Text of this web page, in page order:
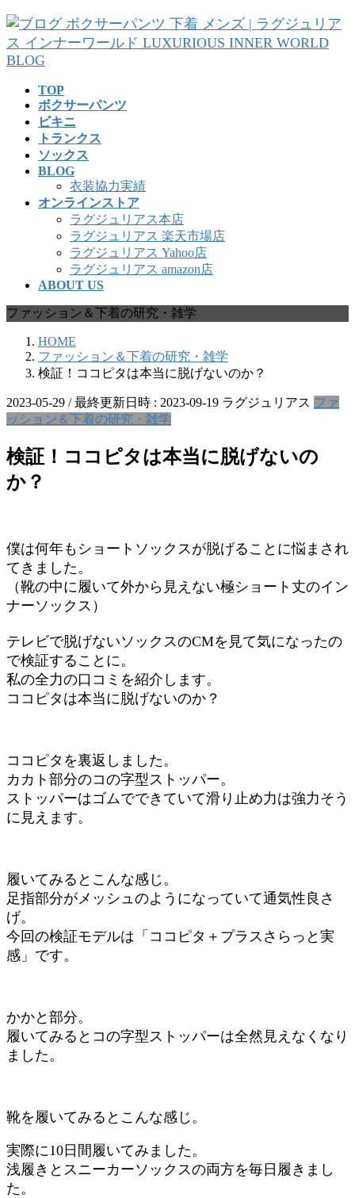
コ
ン
テ
ン
ナ
ビ
ゲ
ー
TOP
ボクサーパンツ
ビキニ
トランクス
ソックス
BLOG
衣装協力実績
オンラインストア
ラグジュリアス本店
ラグジュリアス 楽天市場店
ラグジュリアス Yahoo店
ラグジュリアス amazon店
ABOUT US
ファッション＆下着の研究・雑学
HOME
ファッション＆下着の研究・雑学
検証！ココピタは本当に脱げないのか？
2023-05-29 / 最終更新日時 : 2023-09-19 ラグジュリアス ファ
ッション＆下着の研究・雑学
検証！ココピタは本当に脱げないの
か？
僕は何年もショートソックスが脱げることに悩まされ
てきました。
（靴の中に履いて外から見えない極ショート丈のイン
ナーソックス）
テレビで脱げないソックスのCMを見て気になったの
で検証することに。
私の全力の口コミを紹介します。
ココピタは本当に脱げないのか？
ココピタを裏返しました。
カカト部分のコの字型ストッパー。
ストッパーはゴムでできていて滑り止め力は強力そう
に見えます。
履いてみるとこんな感じ。
足指部分がメッシュのようになっていて通気性良さ
げ。
今回の検証モデルは「ココピタ＋プラスさらっと実
感」です。
かかと部分。
履いてみるとコの字型ストッパーは全然見えなくなり
ました。
靴を履いてみるとこんな感じ。
実際に10日間履いてみました。
浅履きとスニーカーソックスの両方を毎日履きまし
た。